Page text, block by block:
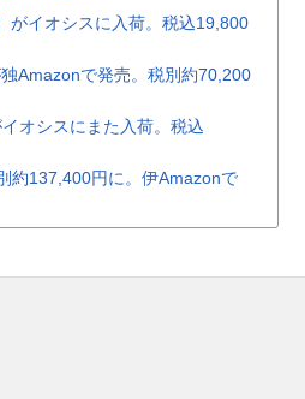
がイオシスに入荷。税込19,800
Amazonで発売。税別約70,200
オシスにまた入荷。税込
約137,400円に。伊Amazonで